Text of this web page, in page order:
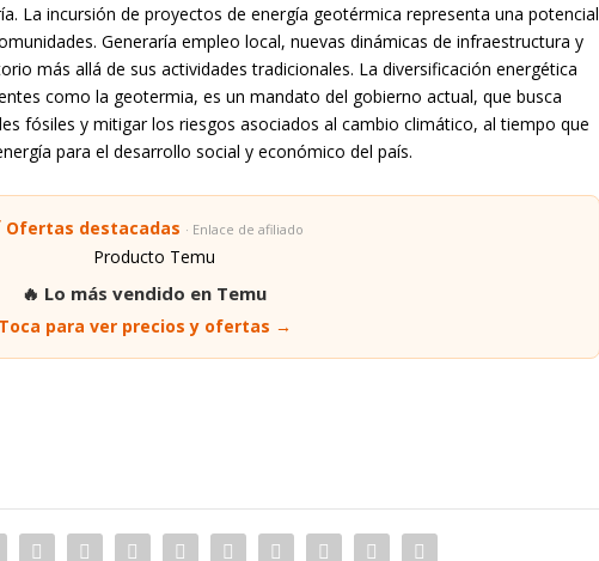
La incursión de proyectos de energía geotérmica representa una potencial
Generaría empleo local, nuevas dinámicas de infraestructura y
más allá de sus actividades tradicionales. La diversificación energética
como la geotermia, es un mandato del gobierno actual, que busca
fósiles y mitigar los riesgos asociados al cambio climático, al tiempo que
para el desarrollo social y económico del país.
Ofertas destacadas · Enlace de afiliado
🔥 Lo más vendido en Temu
Toca para ver precios y ofertas →